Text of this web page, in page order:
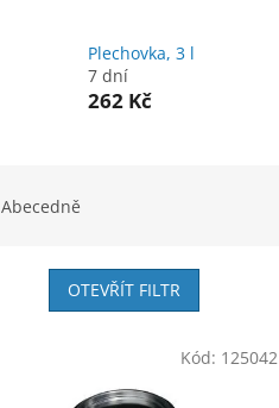
Plechovka, 3 l
7 dní
262 Kč
Abecedně
OTEVŘÍT FILTR
Kód: 125042